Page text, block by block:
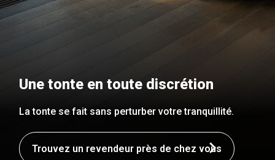
Une tonte en toute discrétion
La tonte se fait sans perturber votre tranquillité.
Trouvez un revendeur près de chez vous